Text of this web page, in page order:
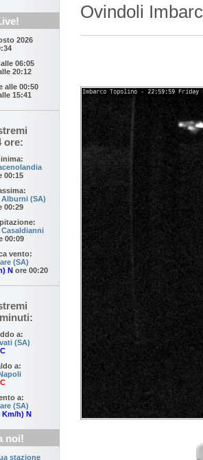
2026
alle 06:05
20:12
alle 00:50
15:41
ore:
00:15
(SA)
00:29
Casaldianni
00:09
vento:
(SA)
N ore 00:20
a:
(SA)
a:
a:
(SA)
Km/h) N
noi!
stazione
Ovindoli